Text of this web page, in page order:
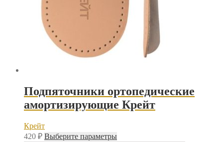
Подпяточники ортопедические
амортизирующие Крейт
Крейт
420 ₽ Выберите параметрыЭтот